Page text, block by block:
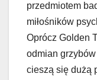
przedmiotem
miłośników
Oprócz Golden
odmian
cieszą się dużą